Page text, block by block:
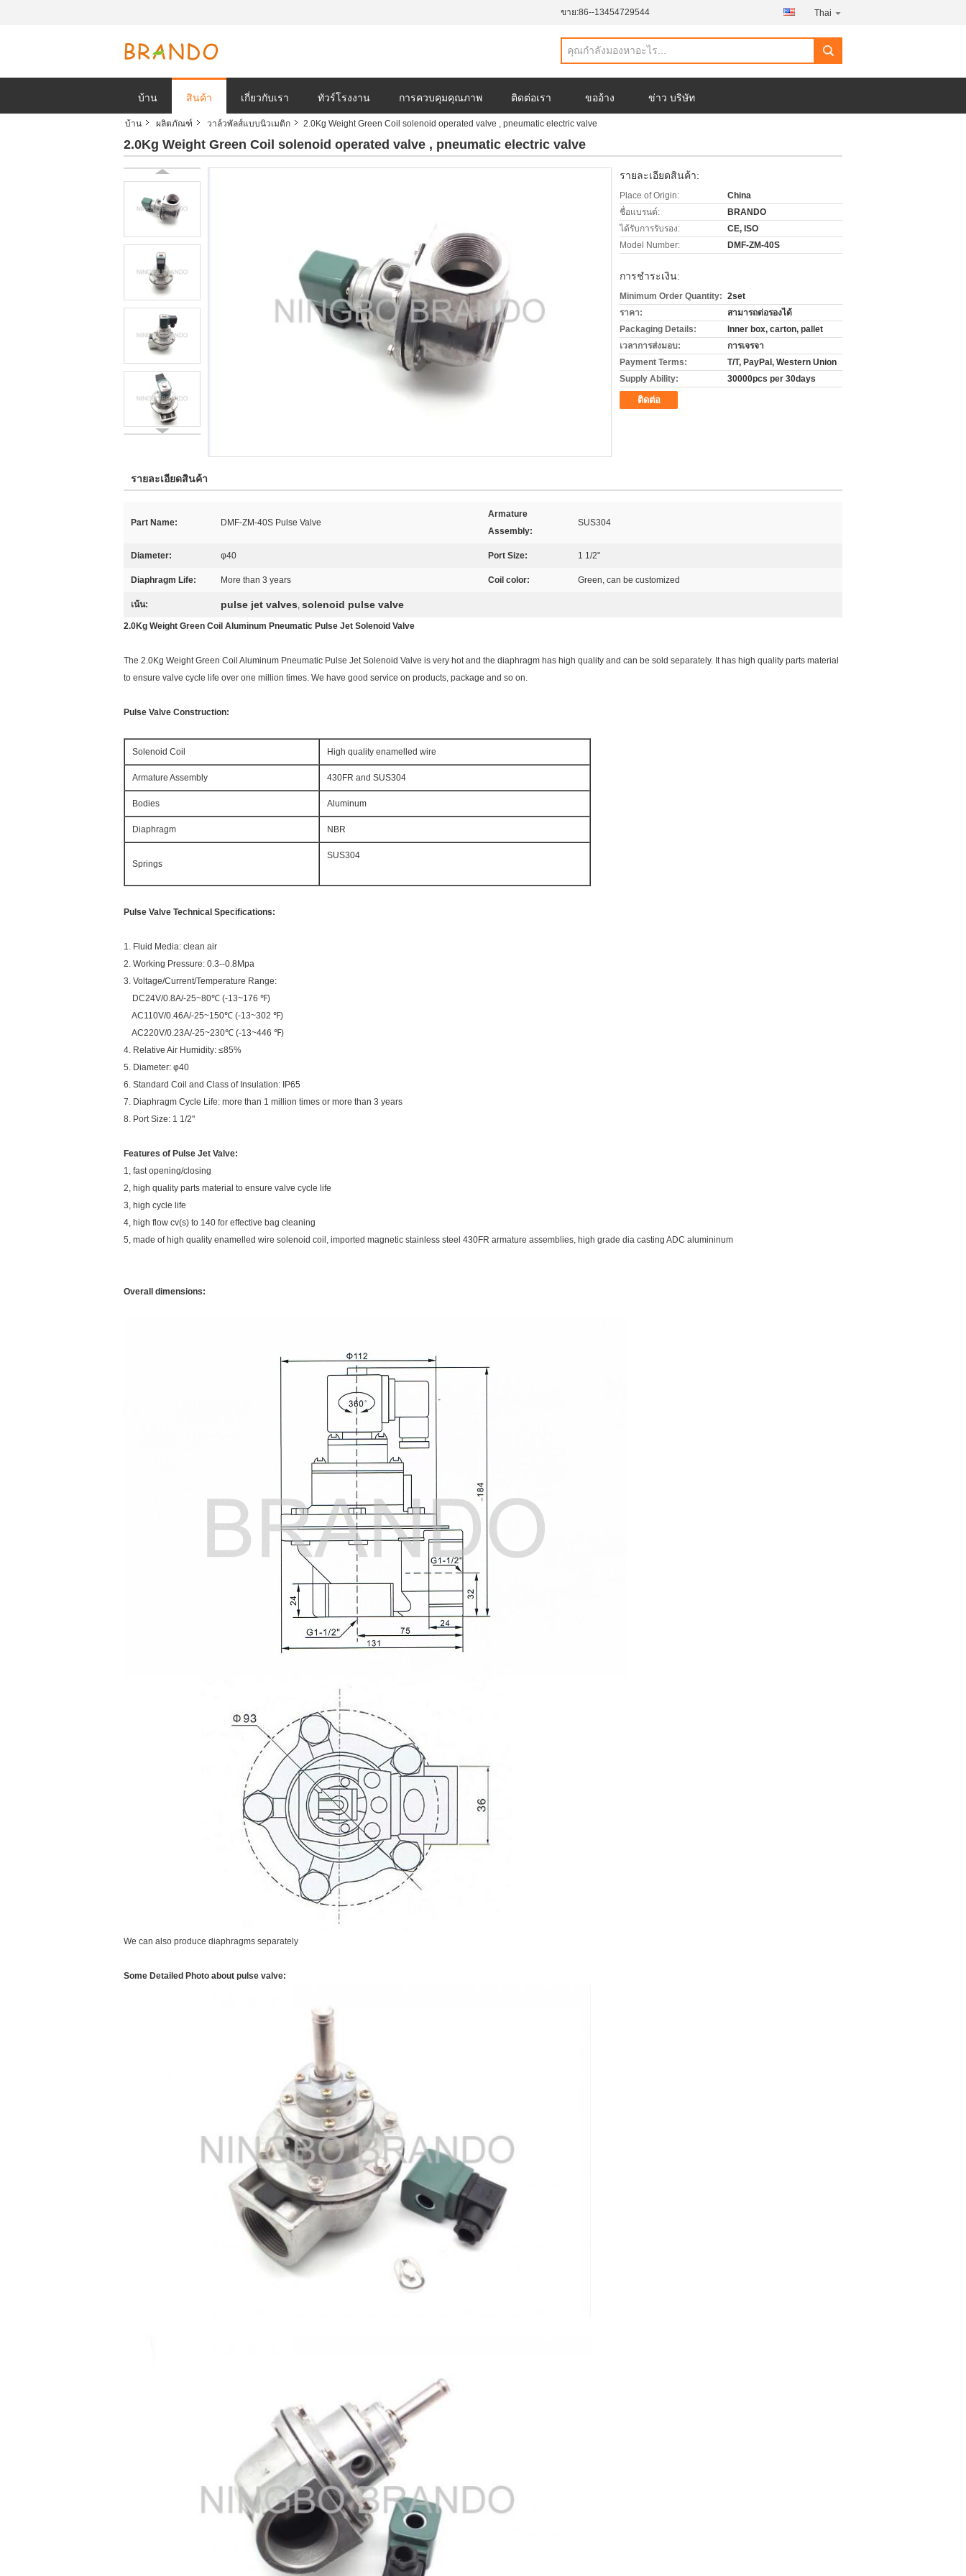
ขาย:86--13454729544 Thai
บ้าน สินค้า เกี่ยวกับเรา ทัวร์โรงงาน การควบคุมคุณภาพ ติดต่อเรา ขออ้าง ข่าว บริษัท
บ้าน ผลิตภัณฑ์ วาล์วพัลส์แบบนิวเมติก 2.0Kg Weight Green Coil solenoid operated valve , pneumatic electric valve
2.0Kg Weight Green Coil solenoid operated valve , pneumatic electric valve
รายละเอียดสินค้า:
Place of Origin:
China
ชื่อแบรนด์:
BRANDO
ได้รับการรับรอง:
CE, ISO
Model Number:
DMF-ZM-40S
การชำระเงิน:
Minimum Order Quantity: 2set
ราคา:
สามารถต่อรองได้
Packaging Details:
Inner box, carton, pallet
เวลาการส่งมอบ:
การเจรจา
Payment Terms:
T/T, PayPal, Western Union
Supply Ability:
30000pcs per 30days
ติดต่อ
รายละเอียดสินค้า
Part Name: DMF-ZM-40S Pulse Valve
Armature
Assembly:
SUS304
Diameter: φ40 Port Size: 1 1/2"
Diaphragm Life: More than 3 years Coil color: Green, can be customized
เน้น: pulse jet valves, solenoid pulse valve
2.0Kg Weight Green Coil Aluminum Pneumatic Pulse Jet Solenoid Valve
The 2.0Kg Weight Green Coil Aluminum Pneumatic Pulse Jet Solenoid Valve is very hot and the diaphragm has high quality and can be sold separately. It has high quality parts material
to ensure valve cycle life over one million times. We have good service on products, package and so on.
Pulse Valve Construction:
Solenoid Coil High quality enamelled wire
Armature Assembly 430FR and SUS304
Bodies Aluminum
Diaphragm NBR
Springs
SUS304
Pulse Valve Technical Specifications:
1. Fluid Media: clean air
2. Working Pressure: 0.3--0.8Mpa
3. Voltage/Current/Temperature Range:
DC24V/0.8A/-25~80℃ (-13~176 ℉)
AC110V/0.46A/-25~150℃ (-13~302 ℉)
AC220V/0.23A/-25~230℃ (-13~446 ℉)
4. Relative Air Humidity: ≤85%
5. Diameter: φ40
6. Standard Coil and Class of Insulation: IP65
7. Diaphragm Cycle Life: more than 1 million times or more than 3 years
8. Port Size: 1 1/2"
Features of Pulse Jet Valve:
1, fast opening/closing
2, high quality parts material to ensure valve cycle life
3, high cycle life
4, high flow cv(s) to 140 for effective bag cleaning
5, made of high quality enamelled wire solenoid coil, imported magnetic stainless steel 430FR armature assemblies, high grade dia casting ADC alumininum
Overall dimensions:
We can also produce diaphragms separately
Some Detailed Photo about pulse valve: